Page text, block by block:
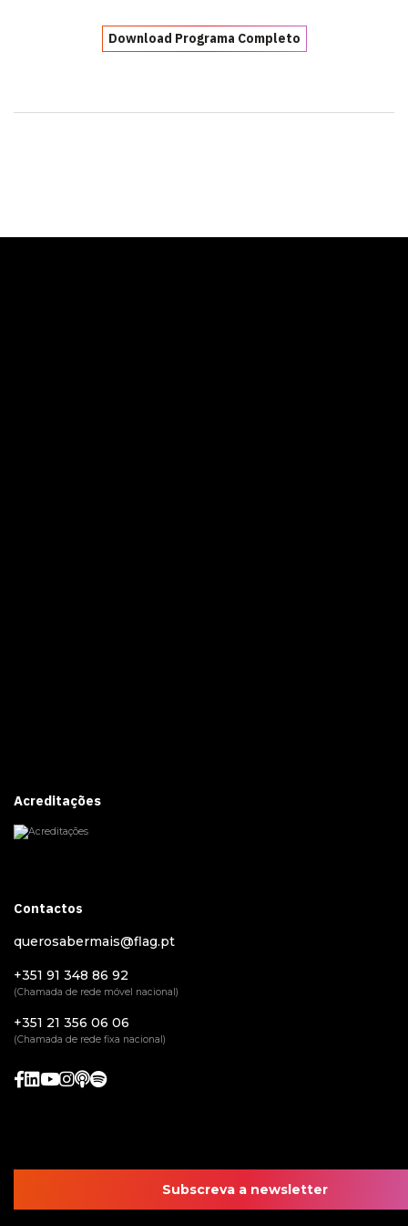
Download Programa Completo
Acreditações
Contactos
querosabermais@flag.pt
+351 91 348 86 92
(Chamada de rede móvel nacional)
+351 21 356 06 06
(Chamada de rede fixa nacional)
Subscreva a newsletter